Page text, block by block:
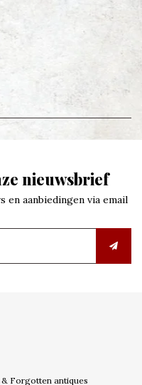
nieuwsbrief
en aanbiedingen via email
Forgotten antiques